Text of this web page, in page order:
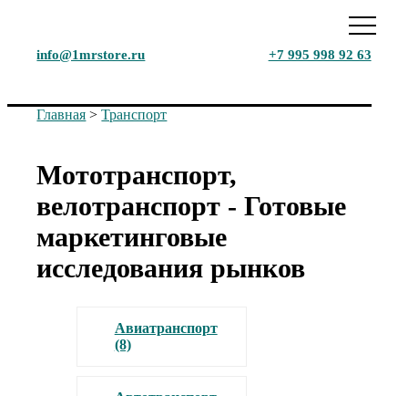
info@1mrstore.ru +7 995 998 92 63
Главная >Транспорт
Мототранспорт,
велотранспорт - Готовые
маркетинговые
исследования рынков
Авиатранспорт
(8)